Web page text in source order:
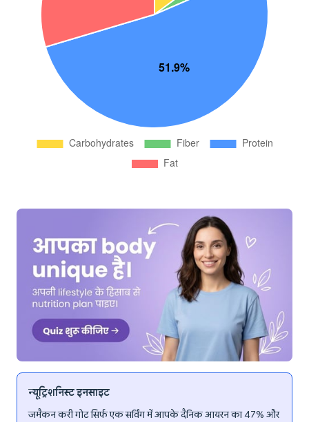
न्यूट्रिशनिस्ट इनसाइट
जमैकन करी गोट सिर्फ एक सर्विंग में आपके दैनिक आयरन का 47% और